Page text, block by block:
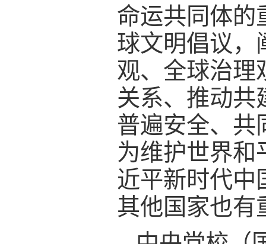
命运共同体的
球文明倡议，
观、全球治理
关系、推动共
普遍安全、共
为维护世界和
近平新时代中
其他国家也有